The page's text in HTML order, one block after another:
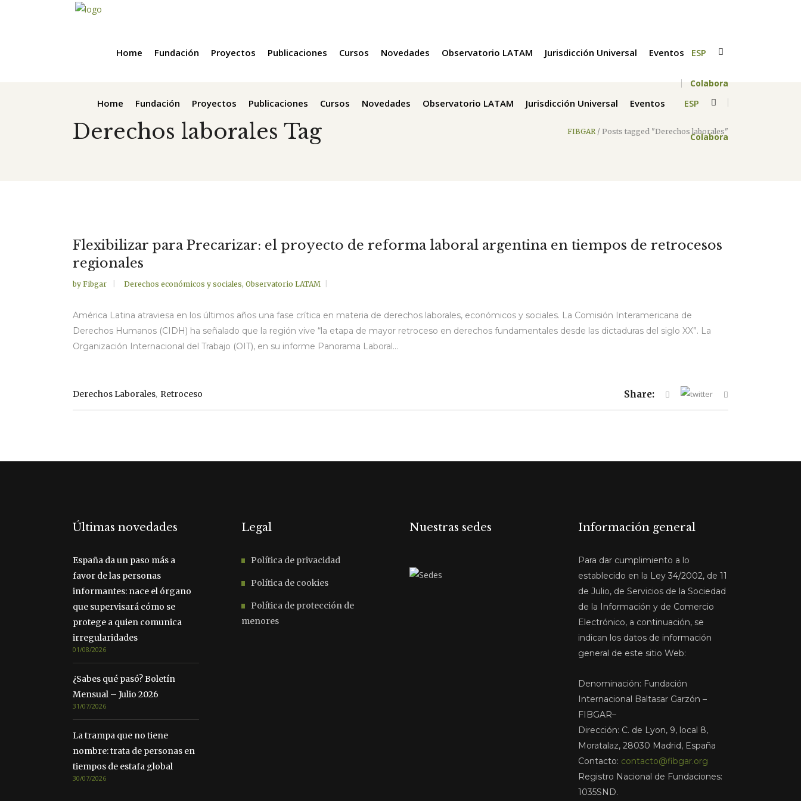
Home Fundación Proyectos Publicaciones Cursos Novedades Observatorio LATAM Jurisdicción Universal Eventos ESP
Colabora
Home Fundación Proyectos Publicaciones Cursos Novedades Observatorio LATAM Jurisdicción Universal Eventos ESP
Colabora
Derechos laborales Tag FIBGAR / Posts tagged "Derechos laborales"
Flexibilizar para Precarizar: el proyecto de reforma laboral argentina en tiempos de retrocesos
regionales
by Fibgar Derechos económicos y sociales, Observatorio LATAM
América Latina atraviesa en los últimos años una fase crítica en materia de derechos laborales, económicos y sociales. La Comisión Interamericana de
Derechos Humanos (CIDH) ha señalado que la región vive “la etapa de mayor retroceso en derechos fundamentales desde las dictaduras del siglo XX”. La
Organización Internacional del Trabajo (OIT), en su informe Panorama Laboral...
Derechos Laborales, Retroceso Share:
Últimas novedades
España da un paso más a
favor de las personas
informantes: nace el órgano
que supervisará cómo se
protege a quien comunica
irregularidades
01/08/2026
¿Sabes qué pasó? Boletín
Mensual – Julio 2026
31/07/2026
La trampa que no tiene
nombre: trata de personas en
tiempos de estafa global
30/07/2026
Legal
Política de privacidad
Política de cookies
Política de protección de
menores
Nuestras sedes Información general
Para dar cumplimiento a lo
establecido en la Ley 34/2002, de 11
de Julio, de Servicios de la Sociedad
de la Información y de Comercio
Electrónico, a continuación, se
indican los datos de información
general de este sitio Web:
Denominación: Fundación
Internacional Baltasar Garzón –
FIBGAR–
Dirección: C. de Lyon, 9, local 8,
Moratalaz, 28030 Madrid, España
Contacto: contacto@fibgar.org
Registro Nacional de Fundaciones:
1035SND.